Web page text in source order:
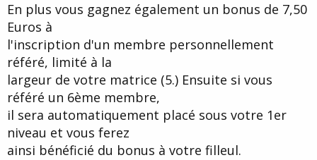
En plus vous gagnez également un bonus de 7,50
Euros à
l'inscription d'un membre personnellement
référé, limité à la
largeur de votre matrice (5.) Ensuite si vous
référé un 6ème membre,
il sera automatiquement placé sous votre 1er
niveau et vous ferez
ainsi bénéficié du bonus à votre filleul.